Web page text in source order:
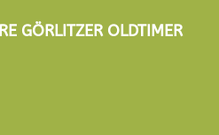
GÖRLITZER OLDTIMER